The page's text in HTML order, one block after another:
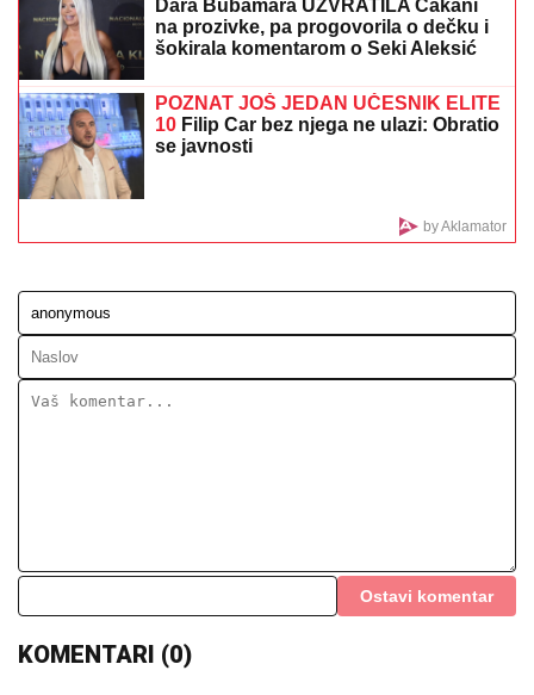
"OVO JE NENADOKNADIV GUBITAK!"Voditelj NE
VERUJE PRIZORU ispred sebe, podelio fotografije sa
lica mesta, ljudi oko njega u panici! (FOTO)
Jovana Jeremić neće više da ćuti,
progovorila o Draganu Stankoviću i
dečka JJ"
TRAMP PRELOMIO?